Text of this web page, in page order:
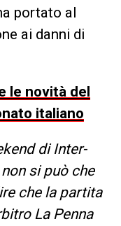
portato al
ai danni di
le novità del
italiano
di Inter-
si può che
che la partita
La Penna